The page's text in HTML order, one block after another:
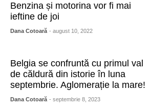
Benzina și motorina vor fi mai
ieftine de joi
Dana Cotoară - august 10, 2022
Belgia se confruntă cu primul val
de căldură din istorie în luna
septembrie. Aglomerație la mare!
Dana Cotoară - septembrie 8, 2023